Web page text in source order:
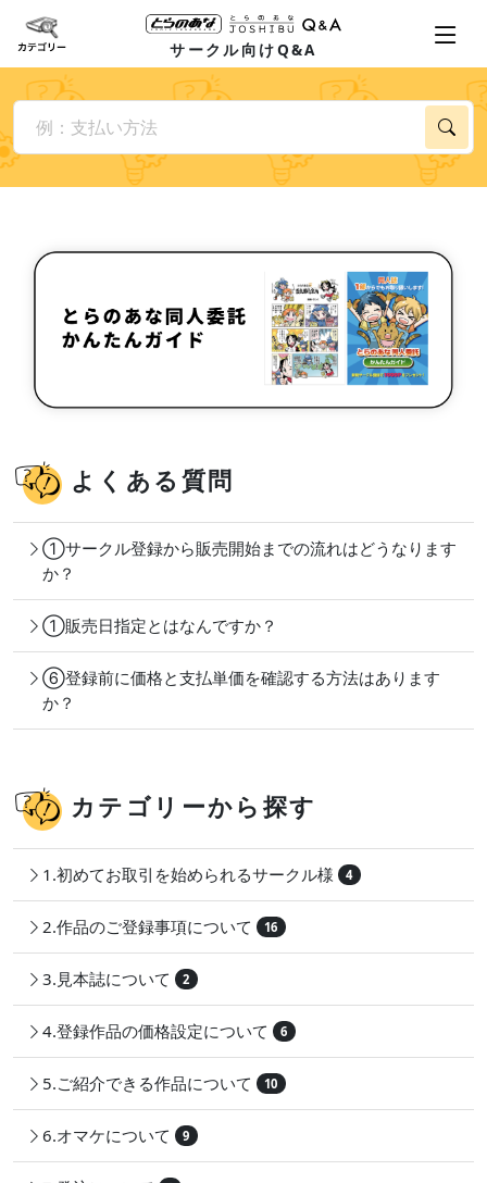
サークル向けQ&A
よくある質問
①サークル登録から販売開始までの流れはどうなります
か？
①販売日指定とはなんですか？
⑥登録前に価格と支払単価を確認する方法はあります
か？
カテゴリーから探す
1.初めてお取引を始められるサークル様 4
2.作品のご登録事項について 16
3.見本誌について 2
4.登録作品の価格設定について 6
5.ご紹介できる作品について 10
6.オマケについて 9